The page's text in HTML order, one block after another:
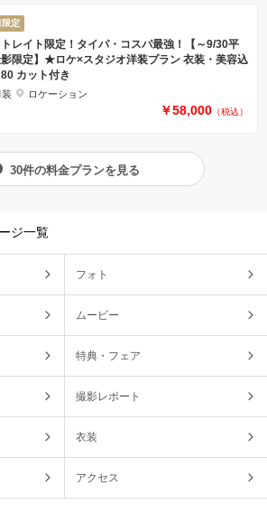
限定
レイト限定！タイパ・コスパ最強！【～9/30平
影限定】★ロケ×スタジオ洋装プラン 衣装・美容込
カット付き
ロケーション
￥58,000 （税込）
30件の料金プランを見る
ジ一覧
フォト
ムービー
特典・フェア
撮影レポート
衣装
アクセス